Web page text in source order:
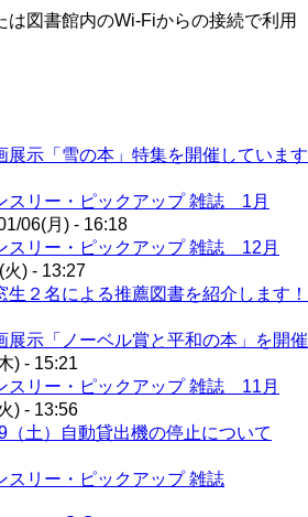
は図書館内のWi-Fiからの接続で利用
展示「雪の本」特集を開催しています
スリー・ピックアップ 雑誌 1月
06(月) - 16:18
スリー・ピックアップ 雑誌 12月
) - 13:27
生２名による推薦図書を紹介します！
展示「ノーベル賞と平和の本」を開催
) - 15:21
スリー・ピックアップ 雑誌 11月
) - 13:56
（土）自動貸出機の停止について
スリー・ピックアップ 雑誌